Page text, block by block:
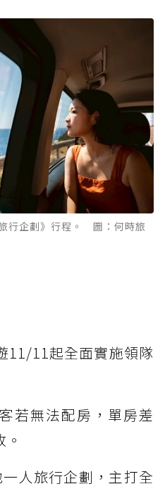
行企劃》行程。 圖：何時旅
11/11起全面實施領隊
若無法配房，單房差
人旅行企劃，主打全